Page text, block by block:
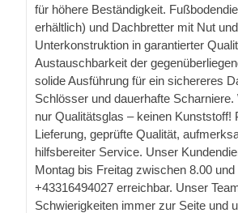
für höhere Beständigkeit.
erhältlich) und Dachbretter mit Nut
Unterkonstruktion in garantierter
Austauschbarkeit der
solide Ausführung für ein sichereres
Schlösser und dauerhafte
nur Qualitätsglas – keinen Kunststoff!
Lieferung, geprüfte Qualität,
hilfsbereiter Service. Unser
Montag bis Freitag zwischen 8.00
+43316494027 erreichbar. Unser
Schwierigkeiten immer zur Seite und